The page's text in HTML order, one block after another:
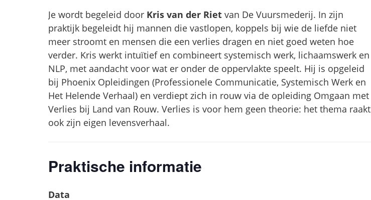
Je wordt begeleid door Kris van der Riet van De Vuursmederij. In zijn
praktijk begeleidt hij mannen die vastlopen, koppels bij wie de liefde niet
meer stroomt en mensen die een verlies dragen en niet goed weten hoe
verder. Kris werkt intuïtief en combineert systemisch werk, lichaamswerk en
NLP, met aandacht voor wat er onder de oppervlakte speelt. Hij is opgeleid
bij Phoenix Opleidingen (Professionele Communicatie, Systemisch Werk en
Het Helende Verhaal) en verdiept zich in rouw via de opleiding Omgaan met
Verlies bij Land van Rouw. Verlies is voor hem geen theorie: het thema raakt
ook zijn eigen levensverhaal.
Praktische informatie
Data